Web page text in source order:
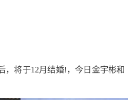
，将于12月结婚!，今日金宇彬和